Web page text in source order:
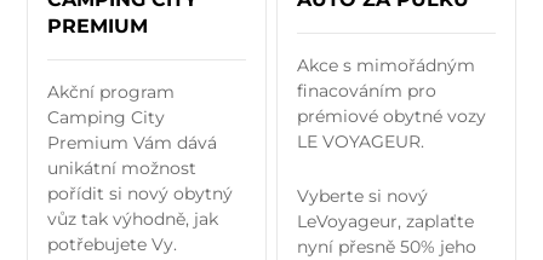
PREMIUM
Akční program
Camping City
Premium Vám dává
unikátní možnost
pořídit si nový obytný
vůz tak výhodně, jak
potřebujete Vy.
Akce s mimořádným
finacováním pro
prémiové obytné vozy
LE VOYAGEUR.
Vyberte si nový
LeVoyageur, zaplaťte
nyní přesně 50% jeho